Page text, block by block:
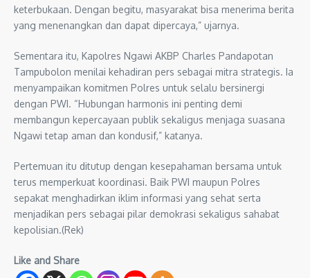
keterbukaan. Dengan begitu, masyarakat bisa menerima berita
yang menenangkan dan dapat dipercaya,” ujarnya.
Sementara itu, Kapolres Ngawi AKBP Charles Pandapotan
Tampubolon menilai kehadiran pers sebagai mitra strategis. Ia
menyampaikan komitmen Polres untuk selalu bersinergi
dengan PWI. “Hubungan harmonis ini penting demi
membangun kepercayaan publik sekaligus menjaga suasana
Ngawi tetap aman dan kondusif,” katanya.
Pertemuan itu ditutup dengan kesepahaman bersama untuk
terus memperkuat koordinasi. Baik PWI maupun Polres
sepakat menghadirkan iklim informasi yang sehat serta
menjadikan pers sebagai pilar demokrasi sekaligus sahabat
kepolisian.(Rek)
Like and Share